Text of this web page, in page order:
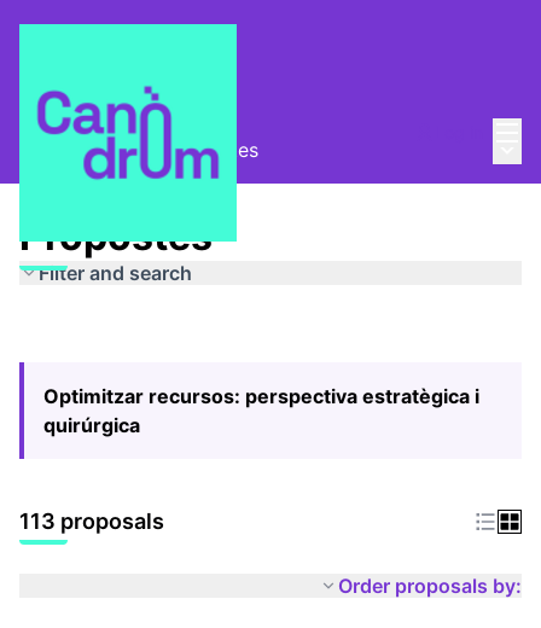
Pla Estratègic Propostes
Propostes
Filter and search
Optimitzar recursos: perspectiva estratègica i
quirúrgica
113 proposals
Order proposals by: